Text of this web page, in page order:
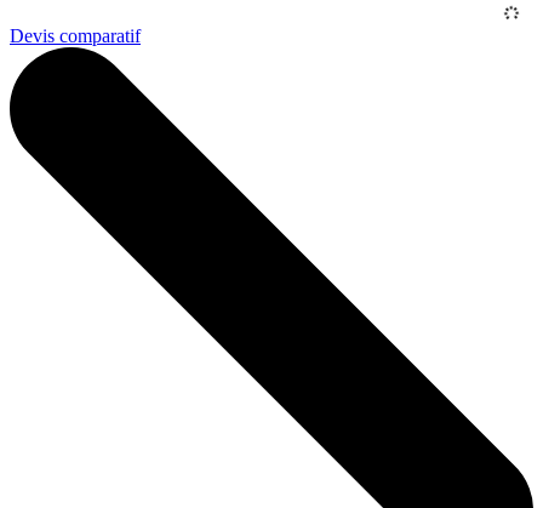
Devis comparatif